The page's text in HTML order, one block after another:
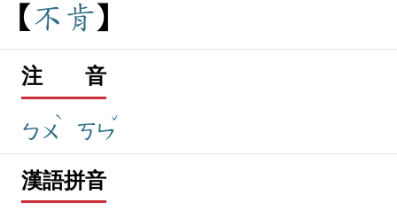
不 肯
注 音
ㄅㄨ
ˋ
ㄎㄣ
ˇ
漢語拼音